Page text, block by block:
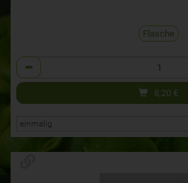
Flasche
Anzahl
8,20 €